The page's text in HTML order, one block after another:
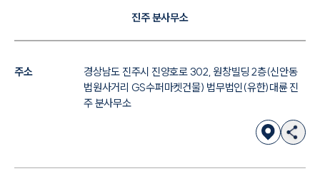
진주 분사무소
주소
경상남도 진주시 진양호로 302, 원창빌딩 2층(신안동
법원사거리 GS수퍼마켓건물) 법무법인(유한)대륜 진
주 분사무소